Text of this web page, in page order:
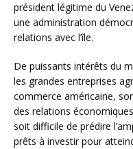
président légitime du
une administration
relations avec l’île.
De puissants intérêts du
les grandes entreprises
commerce américaine,
des relations
soit difficile de prédire
prêts à investir pour